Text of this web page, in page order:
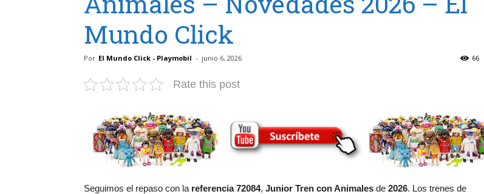
Mundo Click
Por El Mundo Click - Playmobil - junio 6, 2026 66
Rate this post
Seguimos el repaso con la referencia 72084, Junior Tren con Animales de 2026. Los trenes de